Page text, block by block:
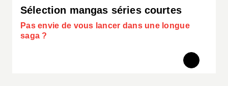
Sélection mangas séries courtes
Pas envie de vous lancer dans une longue
saga ?